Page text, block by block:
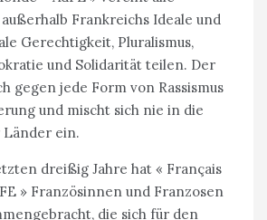
Frankreichs Ideale und
Gerechtigkeit, Pluralismus,
und Solidarität teilen. Der
gegen jede Form von Rassismus
und mischt sich nie in die
ein.
dreißig Jahre hat « Français
» Französinnen und Franzosen
die sich für den